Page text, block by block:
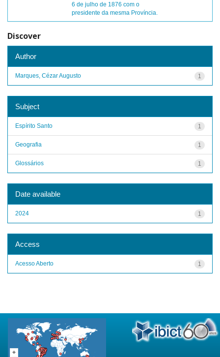
6 de julho de 1876 com o
presidente da mesma Província.
Discover
Author
1
Marques, Cézar Augusto
Subject
1
Espírito Santo
1
Geografia
1
Glossários
Date available
1
2024
Access
1
Acesso Aberto